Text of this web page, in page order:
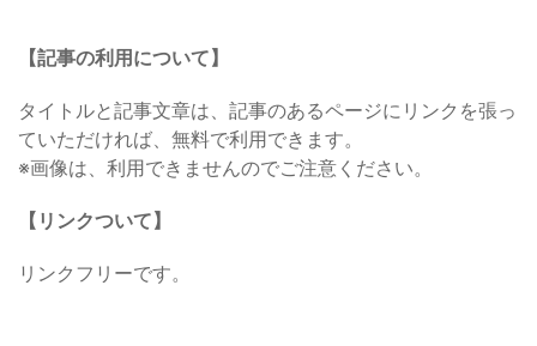
【記事の利用について】
タイトルと記事文章は、記事のあるページにリンクを張っ
ていただければ、無料で利用できます。
※画像は、利用できませんのでご注意ください。
【リンクついて】
リンクフリーです。